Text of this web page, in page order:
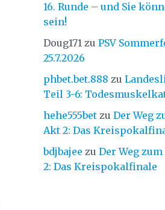
16. Runde – und Sie
sein!
Doug171 zu PSV
25.7.2026
phbet.bet.888 zu
Teil 3-6:
hehe555bet zu Der Weg
Akt 2: Das
bdjbajee zu Der Weg
2: Das Kreispokalfinale